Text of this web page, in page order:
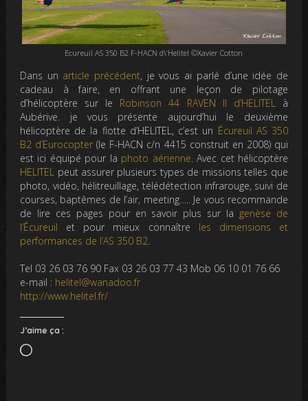
Ecureuil AS 350 B2 F-HACN d\’Helitel ©Xavier Cotton
Dans un article précédent, je vous ai parlé d’une idée de
cadeau à faire, en offrant une leçon de pilotage
d’hélicoptère sur le Robinson 44 RAVEN II d’HELITEL
à
Aubérive. je vous présente aujourd’hui le deuxième
hélicoptère de la flotte d’HELITEL, c’est un Écureuil AS 350
B2 d’Eurocopter (le F-HACN c/n 4415 construit en 2008) qui
est ici équipé pour la photo aérienne . Avec cet hélicoptère
HELITEL peut assurer plusieurs types de missions telles que
photo, vidéo, hélitreuillage, télédétection infrarouge, suivi de
courses, baptêmes de l’air, meeting….. Je vous recommande
de lire ces pages pour en savoir plus sur la genèse de
l’Écureuil et pour mieux connaître les dimensions et
performances de l’AS 350 B2
Tel 03 26 03 76 90 Fax 03 26 03 77 43 Mob 06 10 01 76 66
e-mail : helitel@wanadoo.fr
http://www.helitel.fr/
J’aime ça :
Chargement…